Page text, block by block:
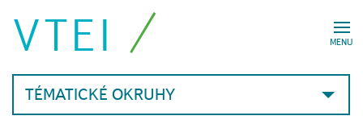
MENU
VTEI
TÉMATICKÉ OKRUHY